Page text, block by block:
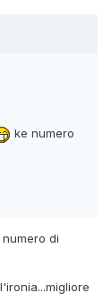
ke numero
di